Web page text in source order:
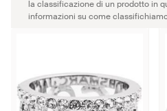
la classificazione di un prodotto in
informazioni su come